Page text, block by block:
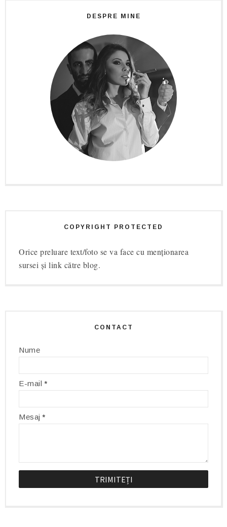
DESPRE MINE
COPYRIGHT PROTECTED
Orice preluare text/foto se va face cu menționarea
sursei și link către blog.
CONTACT
Nume
E-mail*
Mesaj*